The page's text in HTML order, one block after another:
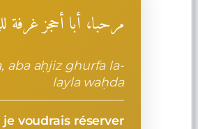
مرحبا، أبا أحجز غرفة
aba aḥjiz ghurfa la-
layla waḥda
je voudrais réserver